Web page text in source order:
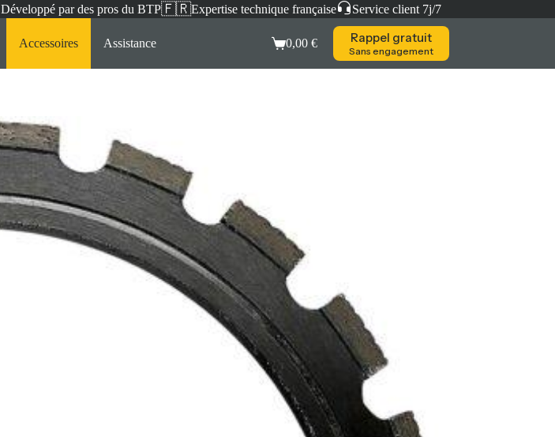
Développé par des pros du BTP🇫🇷Expertise technique française Service client 7j/7
Accessoires Assistance 0,00 € Rappel gratuit
Sans engagement